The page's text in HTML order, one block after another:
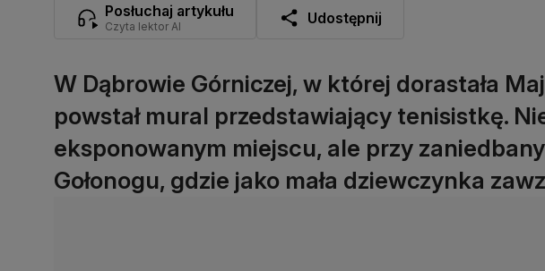
Posłuchaj artykułu
Czyta lektor AI Udostępnij
W Dąbrowie Górniczej, w której dorastała
powstał mural przedstawiający tenisistkę.
eksponowanym miejscu, ale przy
Gołonogu, gdzie jako mała dziewczynka